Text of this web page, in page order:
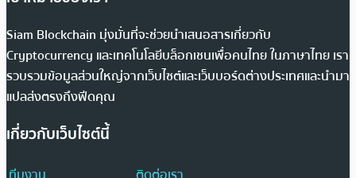
Siam Blockchain มุ่งมั่นที่จะช่วยนำเสนอสารเกี่ยวกับ
Cryptocurrency และเทคโนโลยีบล็อกเชนเพื่อคนไทย ในภาษาไทย เรา
รวบรวมข้อมูลส่วนใหญ่จากเว็บไซต์และเว็บบอร์ดต่างประเทศและนำมา
แปลส่งตรงถึงฟีดคุณ
เกี่ยวกับเว็บไซต์นี้